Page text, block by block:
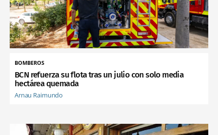
BOMBEROS
BCN refuerza su flota tras un julio con solo media
hectárea quemada
Arnau Raimundo